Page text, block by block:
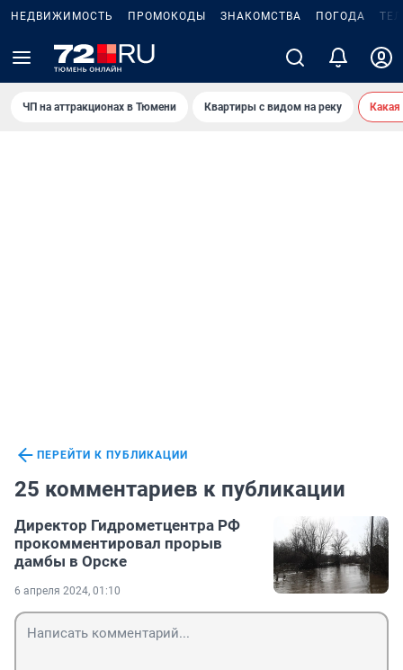
НЕДВИЖИМОСТЬ ПРОМОКОДЫ ЗНАКОМСТВА ПОГОДА
ЧП на аттракционах в Тюмени Квартиры с видом на реку
ПЕРЕЙТИ К ПУБЛИКАЦИИ
25 комментариев к публикации
Директор Гидрометцентра РФ
прокомментировал прорыв
дамбы в Орске
6 апреля 2024, 01:10